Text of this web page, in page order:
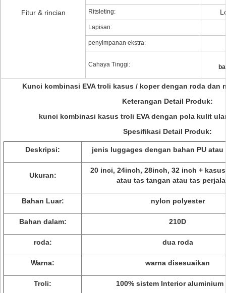
Fitur & rincian Ritsleting:
Lapisan:
penyimpanan ekstra:
Cahaya Tinggi:
Kunci kombinasi EVA troli kasus / koper dengan roda dan
Keterangan Detail Produk:
kunci kombinasi kasus troli EVA dengan pola kulit
Spesifikasi Detail Produk:
Deskripsi: jenis luggages dengan bahan PU atau
Ukuran:
20 inci, 24inch, 28inch, 32 inch +
atau tas tangan atau tas
Bahan Luar: nylon polyester
Bahan dalam: 210D
roda: dua roda
Warna: warna disesuaikan
Troli: 100% sistem Interior aluminium